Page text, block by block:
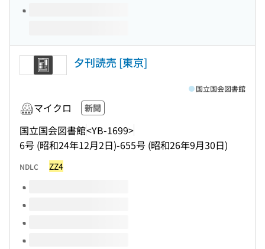
夕刊読売 [東京]
マイクロ 新聞
国立国会図書館<YB-1699>
6号 (昭和24年12月2日)-655号 (昭和26年9月30日)
国立国会図書館
NDLC ZZ4
このタイトルの巻号